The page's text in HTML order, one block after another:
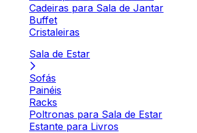
Cadeiras para Sala de Jantar
Buffet
Cristaleiras
Sala de Estar
Sofás
Painéis
Racks
Poltronas para Sala de Estar
Estante para Livros